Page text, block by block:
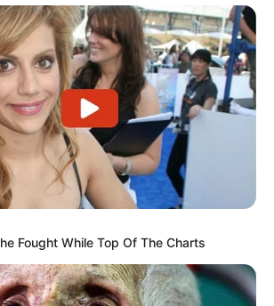
Fought While Top Of The Charts